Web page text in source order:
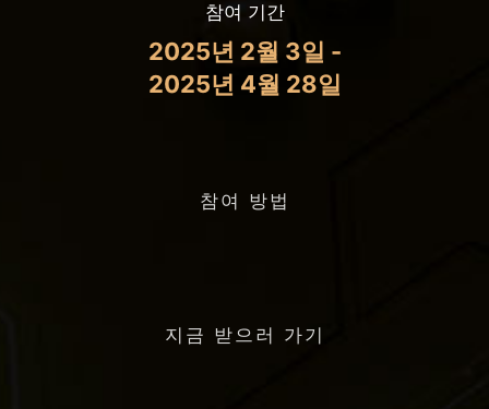
참여 기간
2025년 2월 3일 -
2025년 4월 28일
참여 방법
지금 받으러 가기